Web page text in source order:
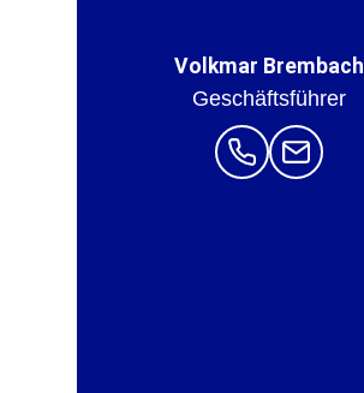
Volkmar Brembach
Geschäfts­führer